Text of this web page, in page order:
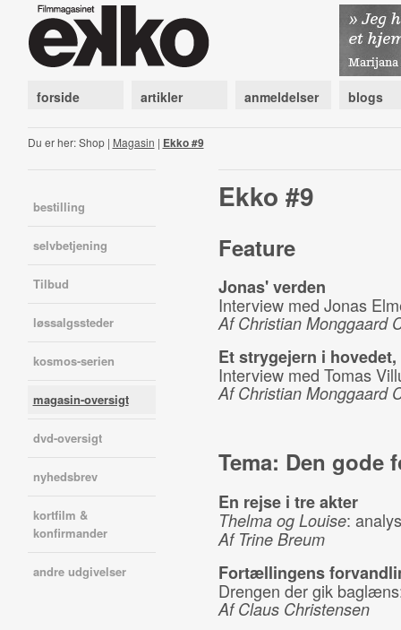
forside artikler anmeldelser blogs
Du er her: Shop | Magasin | Ekko #9
bestilling
selvbetjening
Tilbud
løssalgssteder
kosmos-serien
magasin-oversigt
dvd-oversigt
nyhedsbrev
kortfilm &
konfirmander
andre udgivelser
Ekko #9
Feature
Jonas' verden
Interview med Jonas
Af Christian Monggaard
Et strygejern i
Interview med Tomas
Af Christian Monggaard
Tema: Den
En rejse i tre akter
Thelma og Louise:
Af Trine Breum
Fortællingens
Drengen der gik
Af Claus Christensen